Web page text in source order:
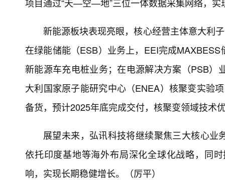
新能源板块表现亮眼，核心经营主体意大利
在绿能储能（ESB）业务上，EEI完成
新能源车充电桩业务；在电源解决方案（PSB
大利国家原子能研究中心（ENEA）核聚变实验
备货，预计2025年底完成交付，核聚变领域技术
展望未来，弘讯科技将继续聚焦三大核心
依托印度基地等海外布局深化全球化战略，同
响，实现长期稳健增长。（厉平）